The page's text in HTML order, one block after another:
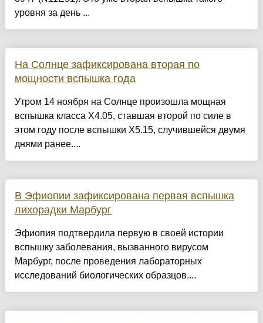
уровня за день ...
На Солнце зафиксирована вторая по
мощности вспышка года
Утром 14 ноября на Солнце произошла мощная
вспышка класса X4.05, ставшая второй по силе в
этом году после вспышки X5.15, случившейся двумя
днями ранее....
В Эфиопии зафиксирована первая вспышка
лихорадки Марбург
Эфиопия подтвердила первую в своей истории
вспышку заболевания, вызванного вирусом
Марбург, после проведения лабораторных
исследований биологических образцов....